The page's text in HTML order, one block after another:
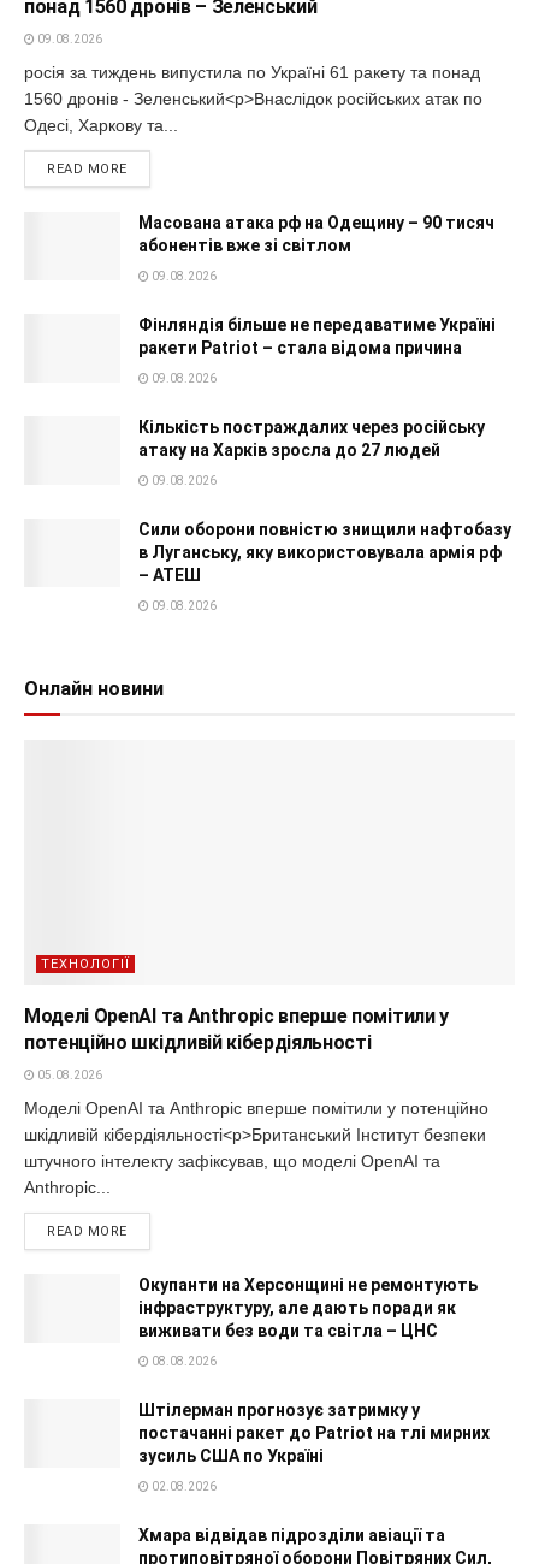
понад 1560 дронів – Зеленський
09.08.2026
росія за тиждень випустила по Україні 61 ракету та понад
1560 дронів - Зеленський<p>Внаслідок російських атак по
Одесі, Харкову та...
READ MORE
Масована атака рф на Одещину – 90 тисяч
абонентів вже зі світлом
09.08.2026
Фінляндія більше не передаватиме Україні
ракети Patriot – стала відома причина
09.08.2026
Кількість постраждалих через російську
атаку на Харків зросла до 27 людей
09.08.2026
Сили оборони повністю знищили нафтобазу
в Луганську, яку використовувала армія рф
– АТЕШ
09.08.2026
Онлайн новини
ТЕХНОЛОГІЇ
Моделі OpenAI та Anthropic вперше помітили у
потенційно шкідливій кібердіяльності
05.08.2026
Моделі OpenAI та Anthropic вперше помітили у потенційно
шкідливій кібердіяльності<p>Британський Інститут безпеки
штучного інтелекту зафіксував, що моделі OpenAI та
Anthropic...
READ MORE
Окупанти на Херсонщині не ремонтують
інфраструктуру, але дають поради як
виживати без води та світла – ЦНС
08.08.2026
Штілерман прогнозує затримку у
постачанні ракет до Patriot на тлі мирних
зусиль США по Україні
02.08.2026
Хмара відвідав підрозділи авіації та
протиповітряної оборони Повітряних Сил,